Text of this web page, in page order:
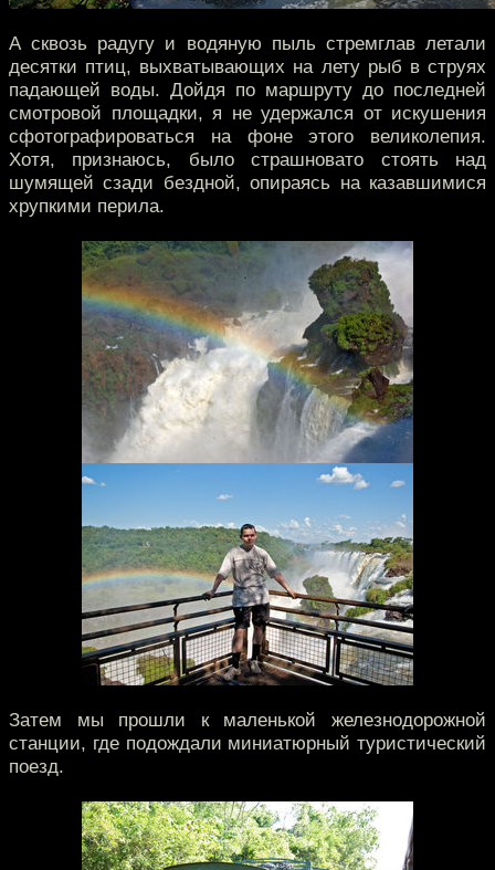
А сквозь радугу и водяную пыль стремглав летали
десятки птиц, выхватывающих на лету рыб в струях
падающей воды. Дойдя по маршруту до последней
смотровой площадки, я не удержался от искушения
сфотографироваться на фоне этого великолепия.
Хотя, признаюсь, было страшновато стоять над
шумящей сзади бездной, опираясь на казавшимися
хрупкими перила.
Затем мы прошли к маленькой железнодорожной
станции, где подождали миниатюрный туристический
поезд.